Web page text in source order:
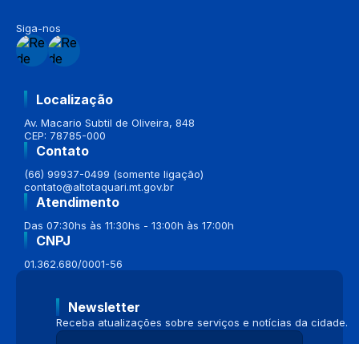
Siga-nos
Localização
Av. Macario Subtil de Oliveira, 848
CEP: 78785-000
Contato
(66) 99937-0499 (somente ligação)
contato@altotaquari.mt.gov.br
Atendimento
Das 07:30hs às 11:30hs - 13:00h às 17:00h
CNPJ
01.362.680/0001-56
Newsletter
Receba atualizações sobre serviços e notícias da cidade.